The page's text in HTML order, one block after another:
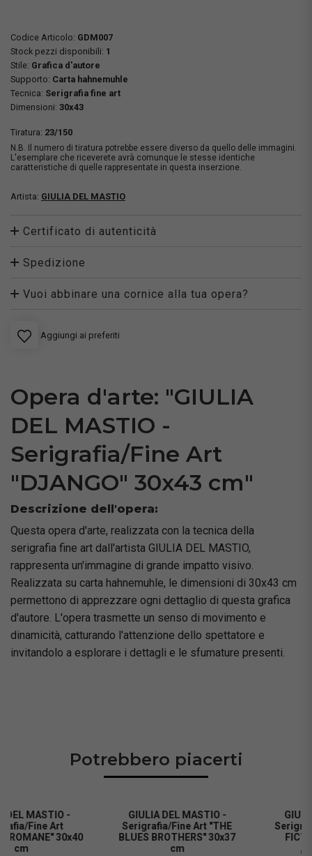
Codice Articolo: GDM007
Stock pezzi disponibili: 1
Stile: Grafica d'autore
Supporto: Carta hahnemuhle
Tecnica: Serigrafia fine art
Dimensioni: 30x43
Tiratura: 23/150
N.B. Il numero di tiratura potrebbe essere diverso da quello delle immagini.
L'esemplare che riceverete avrà comunque le stesse identiche
caratteristiche di quelle rappresentate in questa inserzione.
Artista: GIULIA DEL MASTIO
Certificato di autenticità
Spedizione
Vuoi abbinare una cornice alla tua opera?
Aggiungi ai preferiti
Opera d'arte: "GIULIA
DEL MASTIO -
Serigrafia/Fine Art
"DJANGO" 30x43 cm"
Descrizione dell'opera:
Questa opera d'arte, realizzata con la tecnica della
serigrafia fine art dall'artista GIULIA DEL MASTIO,
rappresenta un'immagine di grande impatto visivo.
Realizzata su carta hahnemuhle, le dimensioni di 30x43 cm
permettono di apprezzare ogni dettaglio di questa grafica
d'autore. L'opera trasmette un senso di movimento e
dinamicità, catturando l'attenzione dello spettatore e
invitandolo a esplorare i dettagli e le sfumature presenti.
Potrebbero piacerti
GIULIA DEL MASTIO -
Serigrafia/Fine Art "THE
BLUES BROTHERS" 30x37
GIULIA DEL MASTIO -
Serigrafia/Fine Art "PULP
FICTION II" 30x43 cm